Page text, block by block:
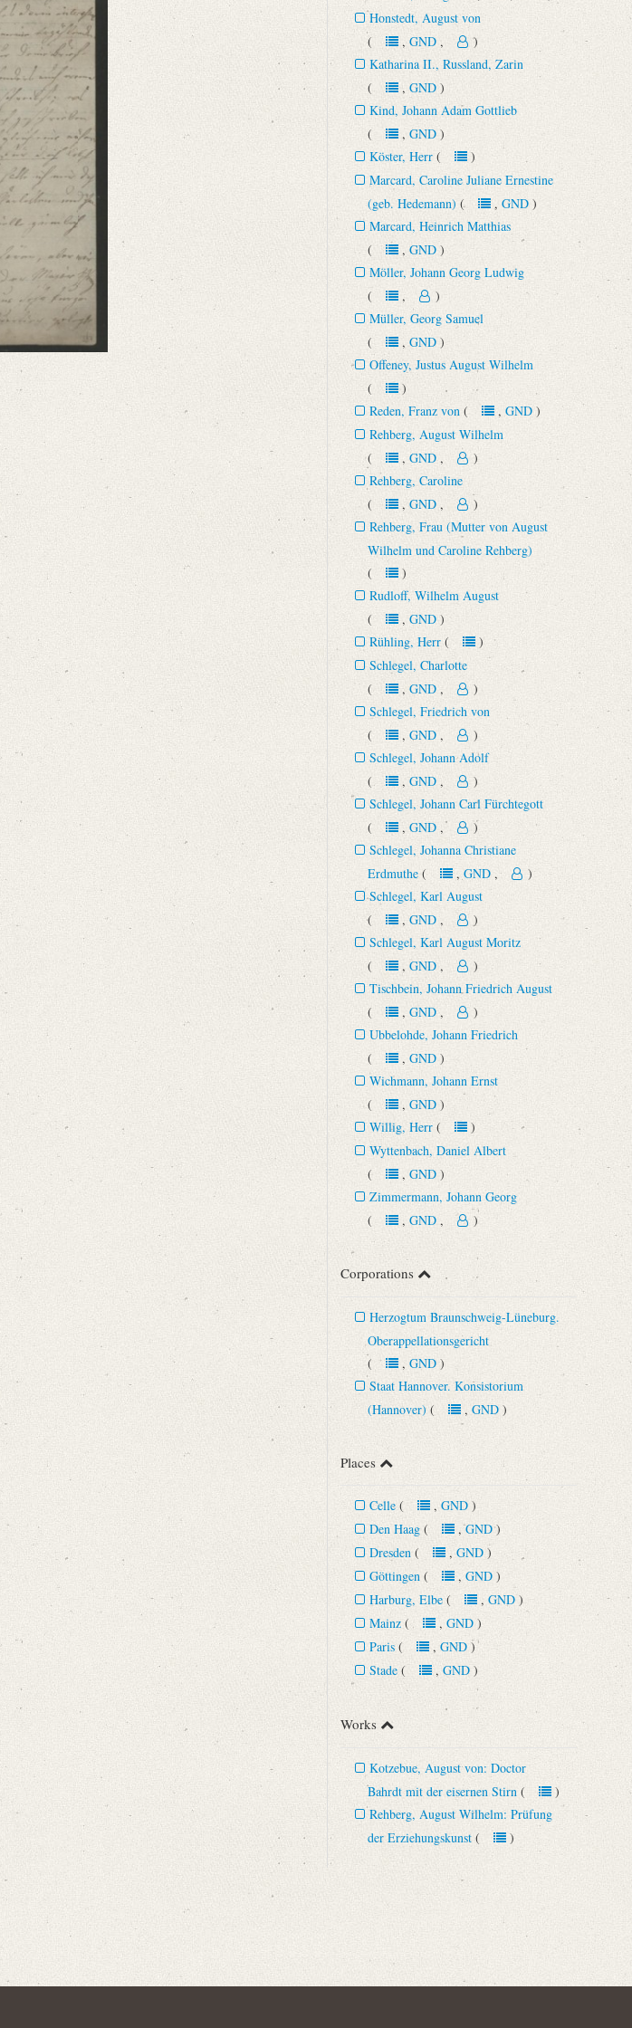
Honstedt, August von
(, GND, )
Katharina II., Russland, Zarin
(, GND)
Kind, Johann Adam Gottlieb
(, GND)
Köster, Herr ()
Marcard, Caroline Juliane Ernestine
(geb. Hedemann) (, GND)
Marcard, Heinrich Matthias
(, GND)
Möller, Johann Georg Ludwig
(, )
Müller, Georg Samuel
(, GND)
Offeney, Justus August Wilhelm
()
Reden, Franz von (, GND)
Rehberg, August Wilhelm
(, GND, )
Rehberg, Caroline
(, GND, )
Rehberg, Frau (Mutter von August
Wilhelm und Caroline Rehberg)
()
Rudloff, Wilhelm August
(, GND)
Rühling, Herr ()
Schlegel, Charlotte
(, GND, )
Schlegel, Friedrich von
(, GND, )
Schlegel, Johann Adolf
(, GND, )
Schlegel, Johann Carl Fürchtegott
(, GND, )
Schlegel, Johanna Christiane
Erdmuthe (, GND, )
Schlegel, Karl August
(, GND, )
Schlegel, Karl August Moritz
(, GND, )
Tischbein, Johann Friedrich August
(, GND, )
Ubbelohde, Johann Friedrich
(, GND)
Wichmann, Johann Ernst
(, GND)
Willig, Herr ()
Wyttenbach, Daniel Albert
(, GND)
Zimmermann, Johann Georg
(, GND, )
Corporations
Herzogtum Braunschweig-Lüneburg.
Oberappellationsgericht
(, GND)
Staat Hannover. Konsistorium
(Hannover) (, GND)
Places
Celle (, GND)
Den Haag (,GND)
Dresden (, GND)
Göttingen (, GND)
Harburg, Elbe (, GND)
Mainz (, GND)
Paris (, GND)
Stade (, GND)
Works
Kotzebue, August von: Doctor
Bahrdt mit der eisernen Stirn ()
Rehberg, August Wilhelm: Prüfung
der Erziehungskunst ()